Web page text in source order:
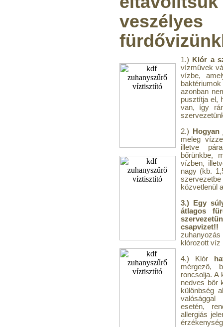
1.)
Klór a
vízművek
vízbe,
azonban
pusztítja el,
van, így
2.)
meleg
illetve
bőrünkbe,
vízben,
nagy (kb.
közvetlenül
3.) Egy
átlagos
csapvizet!!
zuhanyozás
klórozott víz
4.) Klór
mérgező,
roncsolja. A
nedves bőr
különbség
valósággal
esetén,
allergiás